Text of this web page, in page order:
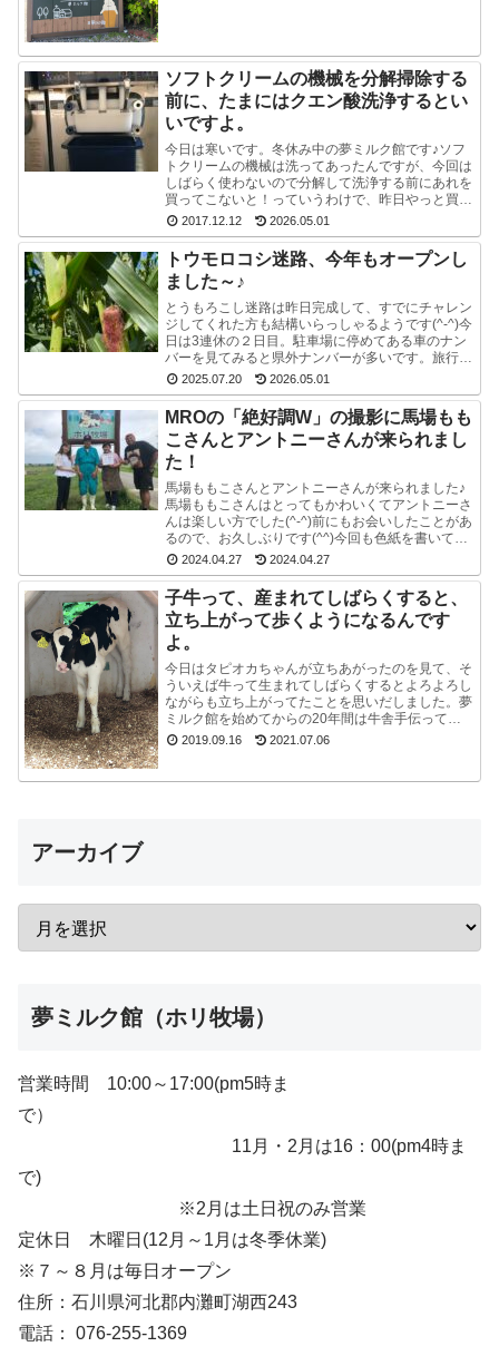
ソフトクリームの機械を分解掃除する
前に、たまにはクエン酸洗浄するとい
いですよ。
今日は寒いです。冬休み中の夢ミルク館です♪ソフ
トクリームの機械は洗ってあったんですが、今回は
しばらく使わないので分解して洗浄する前にあれを
買ってこないと！っていうわけで、昨日やっと買っ
てきました。ポットのクエン酸洗浄剤。粉末のやつ
2017.12.12 2026.05.01
トウモロコシ迷路、今年もオープンし
ました～♪
とうもろこし迷路は昨日完成して、すでにチャレン
ジしてくれた方も結構いらっしゃるようです(^-^)今
日は3連休の２日目。駐車場に停めてある車のナン
バーを見てみると県外ナンバーが多いです。旅行と
か帰省ですかね(^^)みんな楽しそうで良かったで
2025.07.20 2026.05.01
MROの「絶好調W」の撮影に馬場もも
こさんとアントニーさんが来られまし
た！
馬場ももこさんとアントニーさんが来られました♪
馬場ももこさんはとってもかわいくてアントニーさ
んは楽しい方でした(^-^)前にもお会いしたことがあ
るので、お久しぶりです(^^)今回も色紙を書いて戴
いたので、夢ミルク館に来られた時には、ぜひ、
2024.04.27 2024.04.27
子牛って、産まれてしばらくすると、
立ち上がって歩くようになるんです
よ。
今日はタピオカちゃんが立ちあがったのを見て、そ
ういえば牛って生まれてしばらくするとよろよろし
ながらも立ち上がってたことを思いだしました。夢
ミルク館を始めてからの20年間は牛舎手伝ってな
いので、うっかり忘れてました。ちょうど牧場長が
2019.09.16 2021.07.06
アーカイブ
夢ミルク館（ホリ牧場）
営業時間 10:00～17:00(pm5時ま
で）
11月・2月は16：00(pm4時ま
で)
※2月は土日祝のみ営業
定休日 木曜日(12月～1月は冬季休業)
※７～８月は毎日オープン
住所：石川県河北郡内灘町湖西243
電話： 076-255-1369